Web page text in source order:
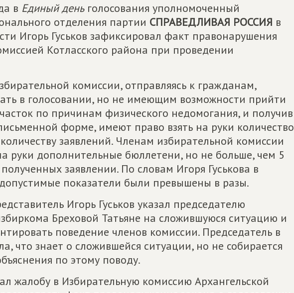
в Единый деньголосования уполномоченный
отделения партии СПРАВЕДЛИВАЯ РОССИЯ в
Игорь Гуськов зафиксировал факт правонарушения
Котласского района при проведении
комиссии, отправляясь к гражданам,
в голосовании, но не имеющим возможности прийти
по причинам физического недомогания, и получив
форме, имеют право взять на руки количество
заявлений. Членам избирательной комиссии
руки дополнительные бюллетени, но не больше, чем 5
заявлении. По словам Игоря Гуськова в
показатели были превышены в разы.
Игорь Гуськов указал председателю
Бреховой Татьяне на сложившуюся ситуацию и
поведение членов комиссии. Председатель в
что знает о сложившейся ситуации, но не собирается
по этому поводу.
жалобу в Избирательную комиссию Архангельской